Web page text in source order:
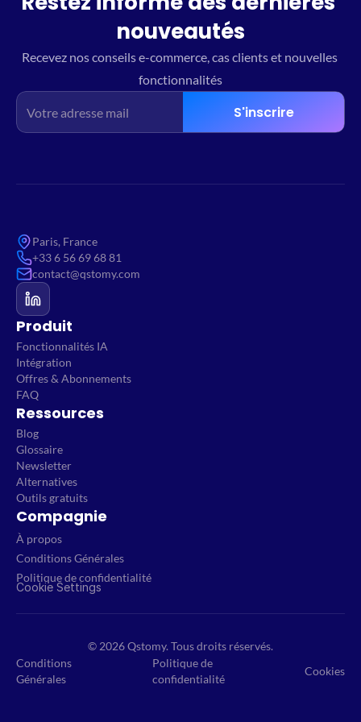
nouveautés
Recevez nos conseils e-commerce, cas clients et nouvelles
fonctionnalités
S'inscrire
Paris, France
+33 6 56 69 68 81
contact@qstomy.com
Produit
Fonctionnalités IA
Intégration
Offres & Abonnements
FAQ
Ressources
Blog
Glossaire
Newsletter
Alternatives
Outils gratuits
Compagnie
À propos
Conditions Générales
Politique de confidentialité
Cookie Settings
© 2026 Qstomy. Tous droits réservés.
Conditions
Générales
Politique de
confidentialité
Cookies